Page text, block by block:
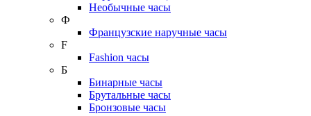
Необычные часы
Ф
Французские наручные часы
F
Fashion часы
Б
Бинарные часы
Брутальные часы
Бронзовые часы